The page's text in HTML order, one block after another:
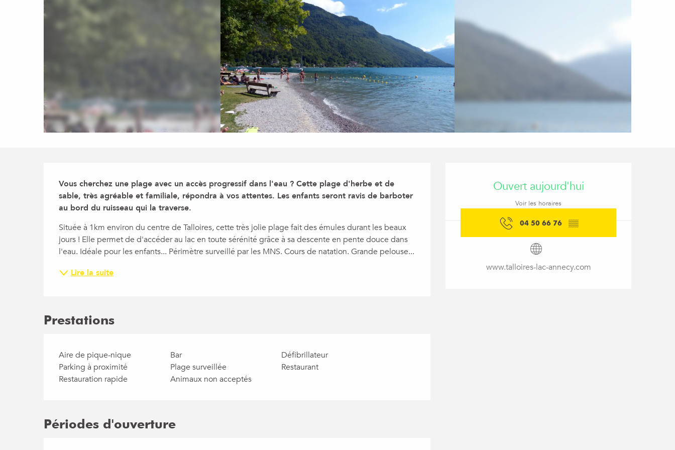
Ouverture et
Ouvert aujourd'hui
Voir les horaires
04 50 66 76 ▒▒
www.talloires-lac-annecy.com
Description
Vous cherchez une plage avec un accès progressif dans l'eau ? Cette plage d'herbe et de
sable, très agréable et familiale, répondra à vos attentes. Les enfants seront ravis de barboter
au bord du ruisseau qui la traverse.
Située à 1km environ du centre de Talloires, cette très jolie plage fait des émules durant les beaux
jours ! Elle permet de d'accéder au lac en toute sérénité grâce à sa descente en pente douce dans
l'eau. Idéale pour les enfants... Périmètre surveillé par les MNS. Cours de natation. Grande pelouse...
Lire la suite
Prestations
Aire de pique-nique Bar
Défibrillateur
Parking à proximité
Plage surveillée
Restaurant
Restauration rapide
Animaux non acceptés
Périodes d'ouverture